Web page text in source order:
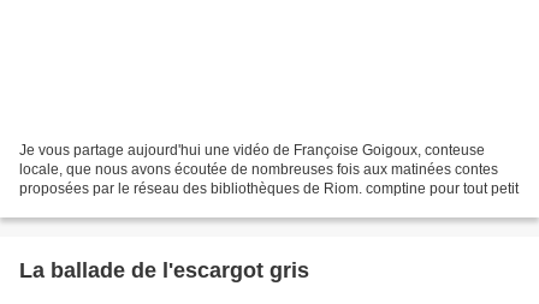
Je vous partage aujourd'hui une vidéo de Françoise Goigoux, conteuse
locale, que nous avons écoutée de nombreuses fois aux matinées contes
proposées par le réseau des bibliothèques de Riom. comptine pour tout petit
La ballade de l'escargot gris